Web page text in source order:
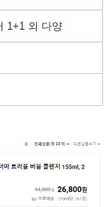
1+1 외 다양